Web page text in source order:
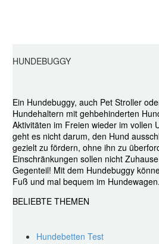
HUNDEBUGGY
Ein Hundebuggy, auch Pet Stroller
Hundehaltern mit gehbehinderten
Aktivitäten im Freien wieder im vollen
geht es nicht darum, den Hund
gezielt zu fördern, ohne ihn zu
Einschränkungen sollen nicht
Gegenteil! Mit dem Hundebuggy
Fuß und mal bequem im Hundewagen.
BELIEBTE THEMEN
Hundebetten Test